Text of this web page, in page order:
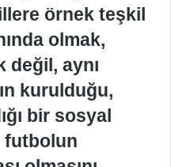
örnek teşkil
olmak,
değil, aynı
kurulduğu,
bir sosyal
futbolun